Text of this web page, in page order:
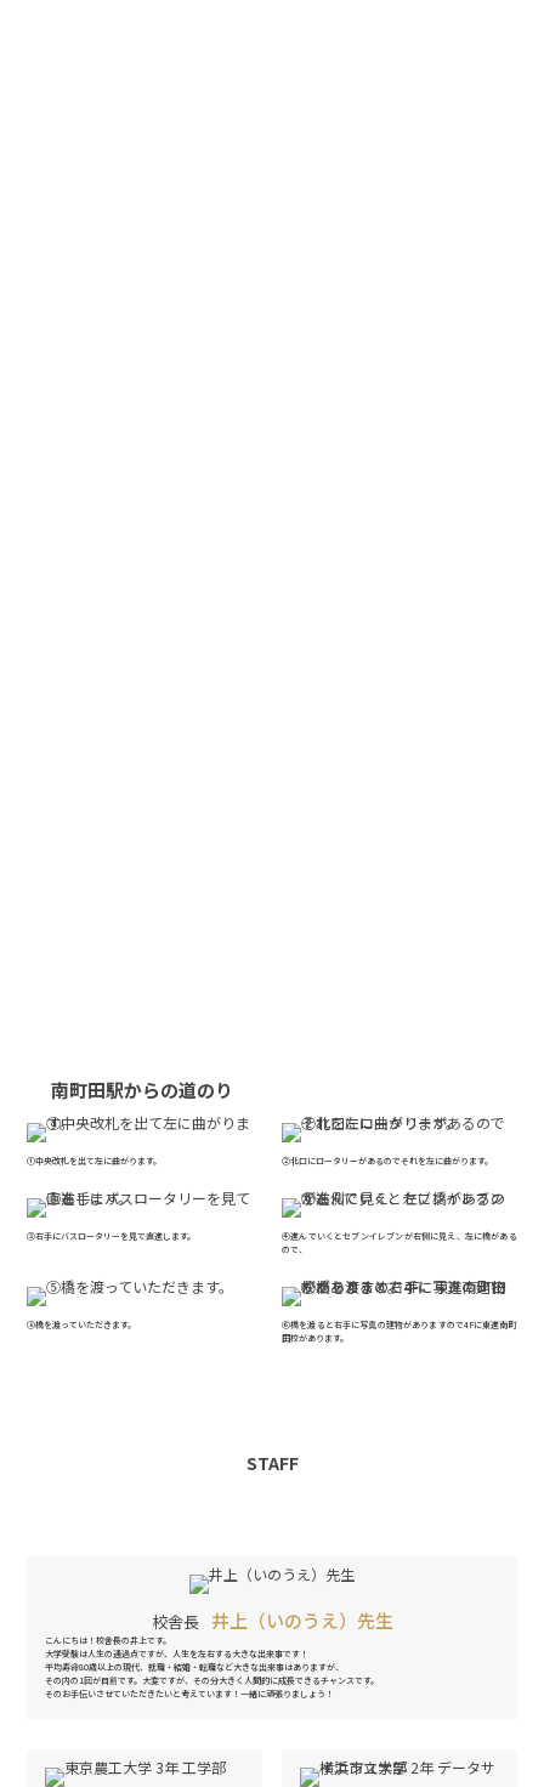
南町田駅からの道のり
①中央改札を出て左に曲がります。 ②北口にロータリーがあるのでそれを左に曲がります。
③右手にバスロータリーを見て直進します。
④進んでいくとセブンイレブンが右側に見え、左に橋がある
ので、
⑤橋を渡っていただきます。
⑥橋を渡ると右手に写真の建物がありますので4Fに東進南町
田校があります。
STAFF
校舎長 井上（いのうえ）先生
こんにちは！校舎長の井上です。
大学受験は人生の通過点ですが、人生を左右する大きな出来事です！
平均寿命80歳以上の現代、就職・結婚・転職など大きな出来事はありますが、
その内の1回が目前です。大変ですが、その分大きく人間的に成長できるチャンスです。
そのお手伝いさせていただきたいと考えています！一緒に頑張りましょう！